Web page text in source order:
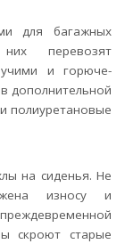
для багажных
перевозят
и горюче-
дополнительной
полиуретановые
на сиденья. Не
износу и
скроют старые